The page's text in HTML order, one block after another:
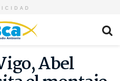
Abel